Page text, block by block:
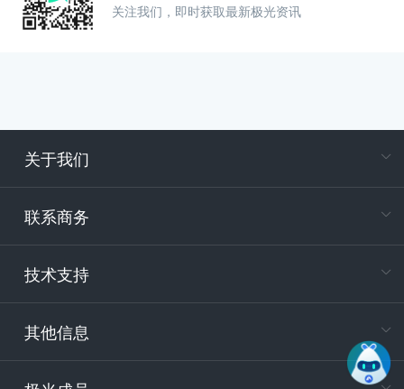
关注我们，即时获取最新极光资讯
关于我们
联系商务
技术支持
其他信息
电
400-
技